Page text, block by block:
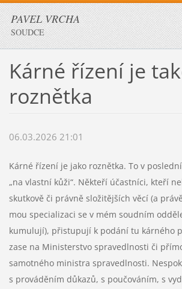
PAVEL VRCHA
SOUDCE
Kárné řízení je
roznětka
06.03.2026 21:01
Kárné řízení je jako roznětka. To v
„na vlastní kůži“. Někteří účastníci, kteří
skutkově či právně složitějších věcí (a
mou specializaci se v mém soudním
kumulují), přistupují k podání tu kárného
zase na Ministerstvo spravedlnosti či
samotného ministra spravedlnosti.
s prováděním důkazů, s poučováním, s